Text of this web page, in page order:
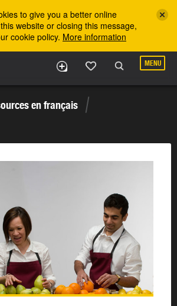
to give you a better online
website or closing this message,
cookie policy. More information
MENU
en français